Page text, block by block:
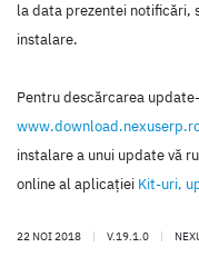
la data prezentei notificări,
instalare.
Pentru descărcarea
instalare a unui update vă
online al aplicaţiei Kit-uri,
22 NOI 2018 | V.19.1.0 |